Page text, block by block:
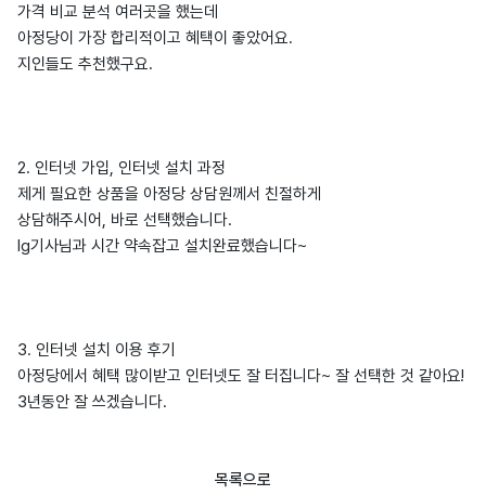
가격 비교 분석 여러곳을 했는데
아정당이 가장 합리적이고 혜택이 좋았어요.
지인들도 추천했구요.
2. 인터넷 가입, 인터넷 설치 과정
제게 필요한 상품을 아정당 상담원께서 친절하게
상담해주시어, 바로 선택했습니다.
lg기사님과 시간 약속잡고 설치완료했습니다~
3. 인터넷 설치 이용 후기
아정당에서 혜택 많이받고 인터넷도 잘 터집니다~ 잘 선택한 것 같아요!
3년동안 잘 쓰겠습니다.
목록으로